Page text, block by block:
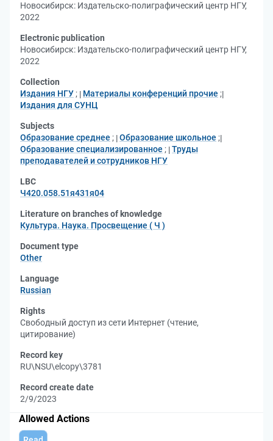
Новосибирск: Издательско-полиграфический центр НГУ,
2022
Electronic publication
Новосибирск: Издательско-полиграфический центр НГУ,
2022
Collection
Издания НГУ ; Материалы конференций прочие ;
Издания для СУНЦ
Subjects
Образование среднее ; Образование школьное ;
Образование специализированное ; Труды
преподавателей и сотрудников НГУ
LBC
Ч420.058.51я431я04
Literature on branches of knowledge
Культура. Наука. Просвещение ( Ч )
Document type
Other
Language
Russian
Rights
Свободный доступ из сети Интернет (чтение,
цитирование)
Record key
RU\NSU\elcopy\3781
Record create date
2/9/2023
Allowed Actions